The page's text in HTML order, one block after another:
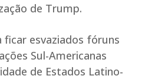
de Trump.
ficar esvaziados fóruns
Sul-Americanas
de Estados Latino-